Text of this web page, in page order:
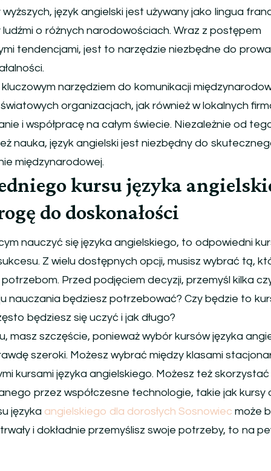
wyższych, język angielski jest używany jako lingua
o różnych narodowościach. Wraz z postępem
tendencjami, jest to narzędzie niezbędne do
narzędziem do komunikacji
organizacjach, jak również w lokalnych
i współpracę na całym świecie. Niezależnie od
nauka, język angielski jest niezbędny do
międzynarodowej.
kursu języka
do doskonałości
nauczyć się języka angielskiego, to odpowiedni
Z wielu dostępnych opcji, musisz wybrać tą,
Przed podjęciem decyzji, przemyśl kilka
nauczania będziesz potrzebować? Czy będzie to
będziesz się uczyć i jak długo?
masz szczęście, ponieważ wybór kursów języka
szeroki. Możesz wybrać między klasami
kursami języka angielskiego. Możesz też skorzystać
przez współczesne technologie, takie jak kursy
języka angielskiego dla dorosłych Sosnowiec może
i dokładnie przemyślisz swoje potrzeby, to na